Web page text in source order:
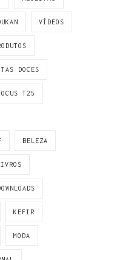
VÍDEOS
DOCES
T25
BELEZA
KEFIR
MODA